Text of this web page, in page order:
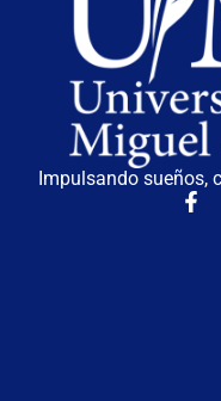
Impulsando sueños,